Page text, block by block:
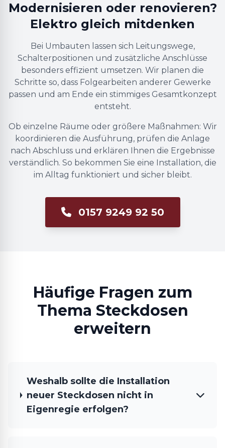
Modernisieren oder renovieren?
Elektro gleich mitdenken
Bei Umbauten lassen sich Leitungswege,
Schalterpositionen und zusätzliche Anschlüsse
besonders effizient umsetzen. Wir planen die
Schritte so, dass Folgearbeiten anderer Gewerke
passen und am Ende ein stimmiges Gesamtkonzept
entsteht.
Ob einzelne Räume oder größere Maßnahmen: Wir
koordinieren die Ausführung, prüfen die Anlage
nach Abschluss und erklären Ihnen die Ergebnisse
verständlich. So bekommen Sie eine Installation, die
im Alltag funktioniert und sicher bleibt.
0157 9249 92 50
Häufige Fragen zum
Thema Steckdosen
erweitern
Weshalb sollte die Installation
neuer Steckdosen nicht in
Eigenregie erfolgen?